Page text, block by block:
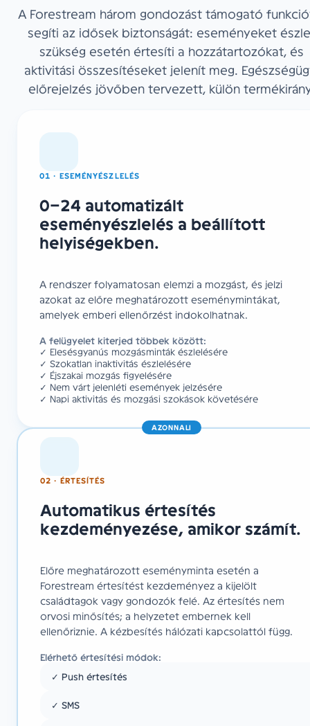
számára és nyugalmat a
családnak, miközben a magánélet
védelme végig elsődleges
szempont marad.
A Forestream három gondozást támogató
segíti az idősek biztonságát: eseményeket
szükség esetén értesíti a hozzátartozókat, és
aktivitási összesítéseket jelenít meg.
előrejelzés jövőben tervezett, külön
01 · ESEMÉNYÉSZLELÉS
0–24 automatizált
eseményészlelés a beállított
helyiségekben.
A rendszer folyamatosan elemzi a mozgást, és jelzi
azokat az előre meghatározott eseménymintákat,
amelyek emberi ellenőrzést indokolhatnak.
A felügyelet kiterjed többek között:
✓ Elesésgyanús mozgásminták észlelésére
✓ Szokatlan inaktivitás észlelésére
✓ Éjszakai mozgás figyelésére
✓ Nem várt jelenléti események jelzésére
✓ Napi aktivitás és mozgási szokások követésére
AZONNALI
02 · ÉRTESÍTÉS
Automatikus értesítés
kezdeményezése, amikor számít.
Előre meghatározott eseményminta esetén a
Forestream értesítést kezdeményez a kijelölt
családtagok vagy gondozók felé. Az értesítés nem
orvosi minősítés; a helyzetet embernek kell
ellenőriznie. A kézbesítés hálózati kapcsolattól függ.
Elérhető értesítési módok:
✓ Push értesítés
✓ SMS